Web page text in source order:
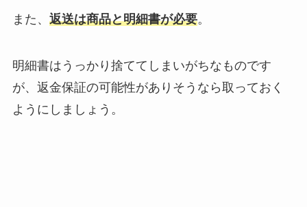
また、 返送は商品と明細書が必要。
明細書はうっかり捨ててしまいがちなものです
が、返金保証の可能性がありそうなら取っておく
ようにしましょう。